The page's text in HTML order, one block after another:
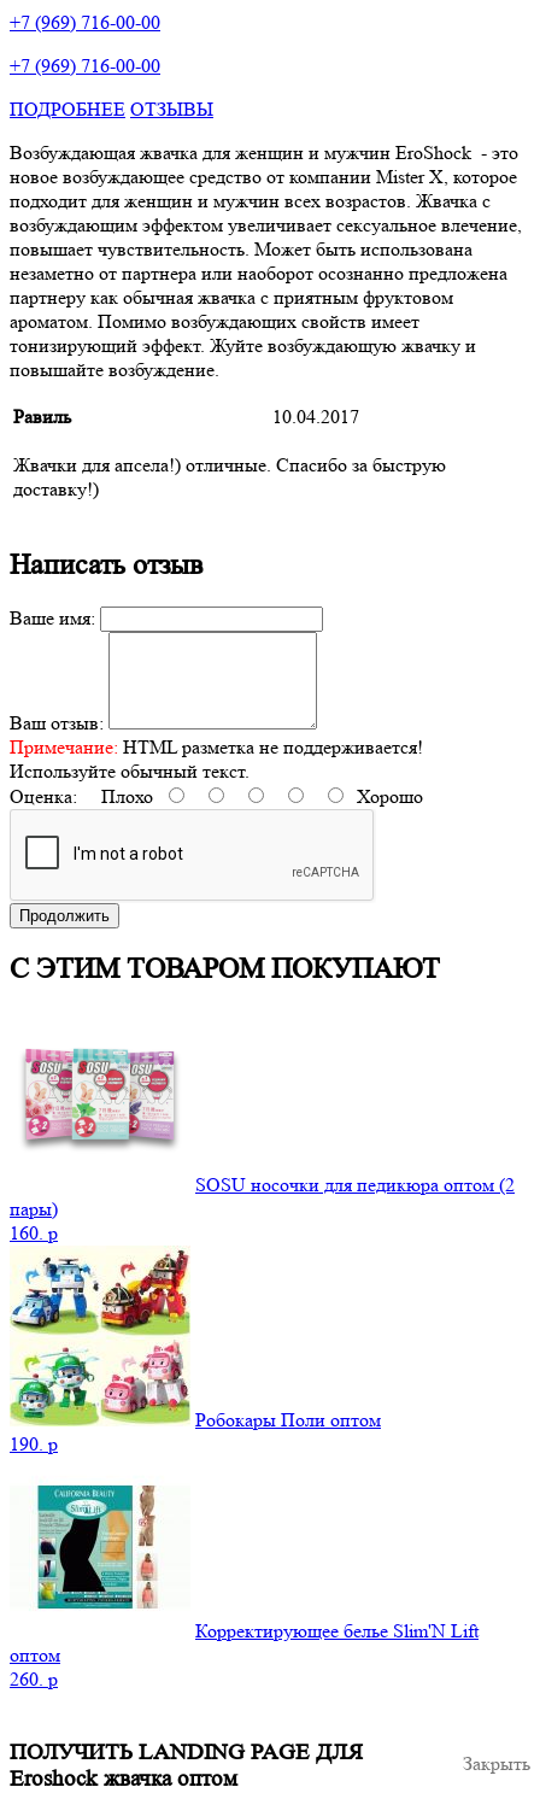
+7 (969) 716-00-00
+7 (969) 716-00-00
ПОДРОБНЕЕ ОТЗЫВЫ
Возбуждающая жвачка для женщин и мужчин EroShock - это
новое возбуждающее средство от компании MisterX, которое
подходит для женщин и мужчин всех возрастов. Жвачка с
возбуждающим эффектом увеличивает сексуальное влечение,
повышает чувствительность. Может быть использована
незаметно от партнера или наоборот осознанно предложена
партнеру как обычная жвачка с приятным фруктовом
ароматом. Помимо возбуждающих свойств имеет
тонизирующий эффект. Жуйте возбуждающую жвачку и
повышайте возбуждение.
Равиль 10.04.2017
Жвачки для апсела!) отличные. Спасибо за быструю
доставку!)
Написать отзыв
Ваше имя:
Ваш отзыв:
Примечание: HTML разметка не поддерживается!
Используйте обычный текст.
Оценка: Плохо Хорошо
Продолжить
С ЭТИМ ТОВАРОМ ПОКУПАЮТ
SOSU носочки для педикюра оптом (2
пары)
160. p
Робокары Поли оптом
190. p
Корректирующее белье Slim'N Lift
оптом
260. p
Закрыть
ПОЛУЧИТЬ LANDING PAGE ДЛЯ
Eroshock жвачка оптом